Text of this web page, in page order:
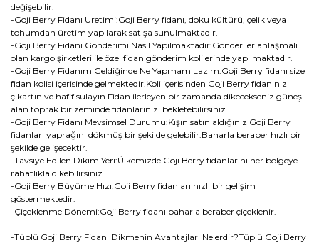
değişebilir.
-Goji Berry Fidanı Üretimi:Goji Berry fidanı, doku kültürü, çelik veya
tohumdan üretim yapılarak satışa sunulmaktadır.
-Goji Berry Fidanı Gönderimi Nasıl Yapılmaktadır:Gönderiler anlaşmalı
olan kargo şirketleri ile özel fidan gönderim kolilerinde yapılmaktadır.
-Goji Berry Fidanım Geldiğinde Ne Yapmam Lazım:Goji Berry fidanı size
fidan kolisi içerisinde gelmektedir.Koli içerisinden Goji Berry fidanınızı
çıkartın ve hafif sulayın.Fidan ilerleyen bir zamanda dikecekseniz güneş
alan toprak bir zeminde fidanlarınızı bekletebilirsiniz.
-Goji Berry Fidanı Mevsimsel Durumu:Kışın satın aldığınız Goji Berry
fidanları yaprağını dökmüş bir şekilde gelebilir.Baharla beraber hızlı bir
şekilde gelişecektir.
-Tavsiye Edilen Dikim Yeri:Ülkemizde Goji Berry fidanlarını her bölgeye
rahatlıkla dikebilirsiniz.
-Goji Berry Büyüme Hızı:Goji Berry fidanları hızlı bir gelişim
göstermektedir.
-Çiçeklenme Dönemi:Goji Berry fidanı baharla beraber çiçeklenir.
-Tüplü Goji Berry Fidanı Dikmenin Avantajları Nelerdir?Tüplü Goji Berry